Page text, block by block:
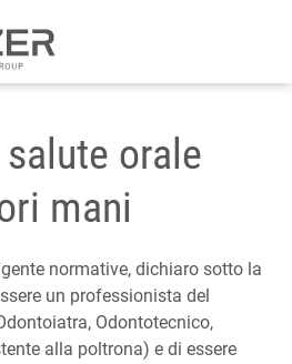
orale
mani
normative, dichiaro sotto la
un professionista del
Odontotecnico,
alla poltrona) e di essere